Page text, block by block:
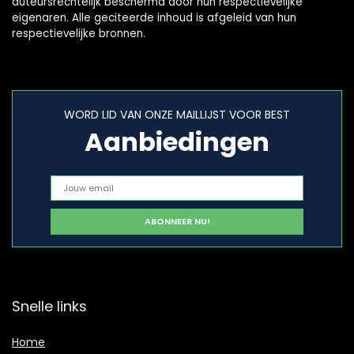
eigenaren. Alle geciteerde inhoud is afgeleid van hun
respectievelijke bronnen.
WORD LID VAN ONZE MAILLIJST VOOR BEST
Aanbiedingen
Snelle links
Home